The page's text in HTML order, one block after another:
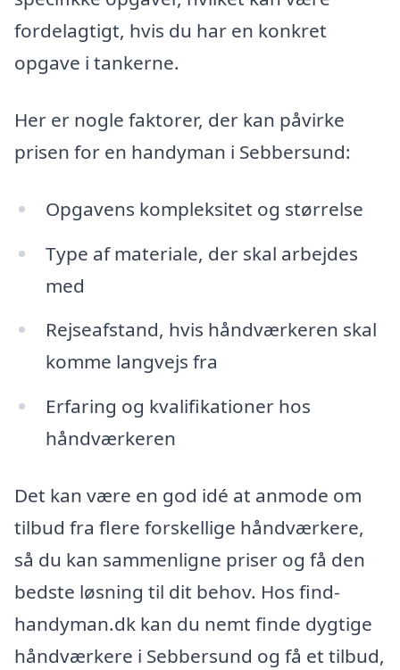
fordelagtigt, hvis du har en konkret
opgave i tankerne.
Her er nogle faktorer, der kan påvirke
prisen for en handyman i Sebbersund:
Opgavens kompleksitet og størrelse
Type af materiale, der skal arbejdes
med
Rejseafstand, hvis håndværkeren skal
komme langvejs fra
Erfaring og kvalifikationer hos
håndværkeren
Det kan være en god idé at anmode om
tilbud fra flere forskellige håndværkere,
så du kan sammenligne priser og få den
bedste løsning til dit behov. Hos find-
handyman.dk kan du nemt finde dygtige
håndværkere i Sebbersund og få et tilbud,